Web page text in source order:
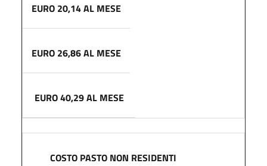
EURO 20,14 AL MESE
EURO 26,86 AL MESE
EURO 40,29 AL MESE
COSTO PASTO NON RESIDENTI